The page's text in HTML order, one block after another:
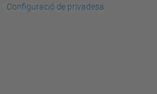
Configuració de privadesa